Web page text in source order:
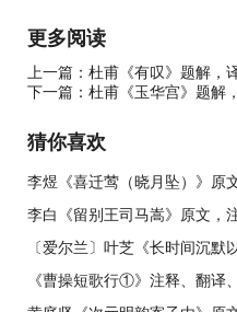
更多阅读
上一篇： 杜甫《有叹》题解，
下一篇： 杜甫《玉华宫》题解
猜你喜欢
《曹操短歌行①》注释、翻译